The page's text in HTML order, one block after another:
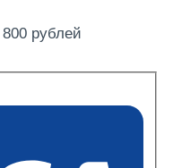
рублей